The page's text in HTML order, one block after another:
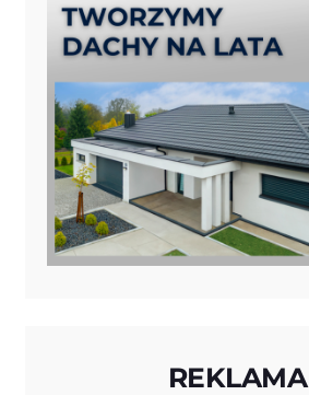
REKLAMA